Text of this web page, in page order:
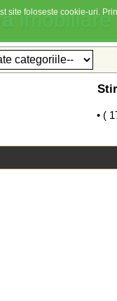
imobiliare
• (
site foloseste cookie-uri.